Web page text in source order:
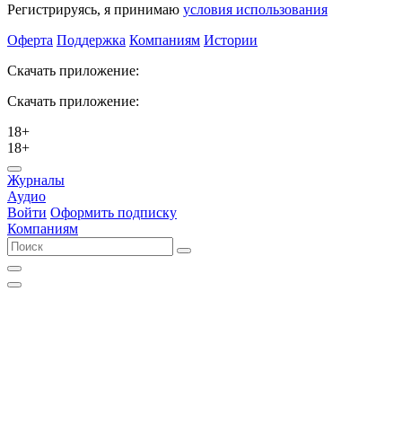
Регистрируясь, я принимаю условия использования
Оферта Поддержка Компаниям Истории
Скачать приложение:
Скачать приложение:
18+
18+
Журналы
Аудио
Войти Оформить подписку
Компаниям